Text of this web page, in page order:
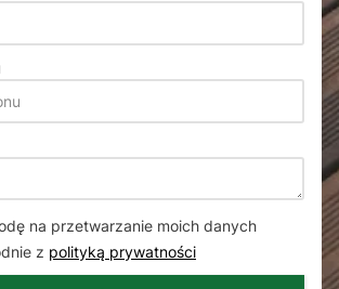
na przetwarzanie moich danych
z polityką prywatności